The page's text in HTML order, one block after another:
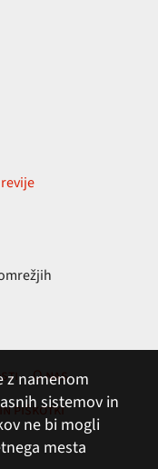
O nas
piškotki
z namenom
sistemov in
ne bi mogli
mesta